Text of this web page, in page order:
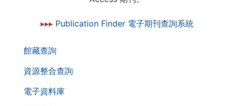
第
二
層
覽
館藏查詢
資源整合查詢
電子資料庫
▸▸▸ Publication Finder 電子期刊查詢系統